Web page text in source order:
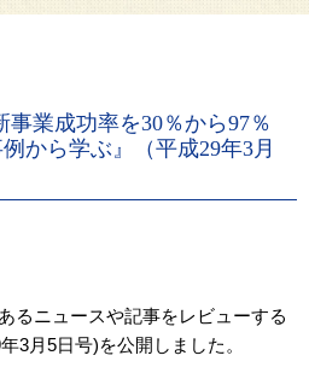
業成功率を30％から97％
から学ぶ』（平成29年3月
るニュースや記事をレビューする
3月5日号)を公開しました。